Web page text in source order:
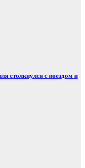
столкнулся с поездом и